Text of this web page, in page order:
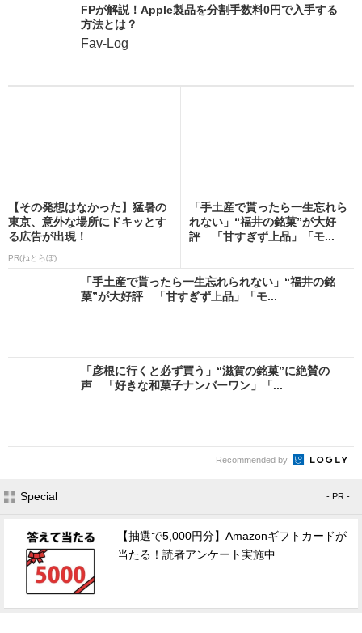
FPが解説！Apple製品を分割手数料0円で入手する
方法とは？
Fav-Log
【その発想はなかった】猛暑の
東京、意外な場所にドキッとす
る広告が出現！
PR(ねとらぼ)
「手土産で貰ったら一生忘れら
れない」“福井の銘菓”が大好
評 「甘すぎず上品」「モ...
「手土産で貰ったら一生忘れられない」“福井の銘
菓”が大好評 「甘すぎず上品」「モ...
「彦根に行くと必ず買う」“滋賀の銘菓”に絶賛の
声 「好きな和菓子ナンバーワン」「...
Recommended by
Special - PR -
【抽選で5,000円分】Amazonギフトカードが
当たる！読者アンケート実施中